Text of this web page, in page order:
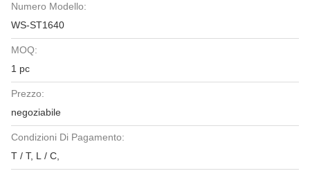
Numero Modello:
WS-ST1640
MOQ:
1 pc
Prezzo:
negoziabile
Condizioni Di Pagamento:
T / T, L / C,